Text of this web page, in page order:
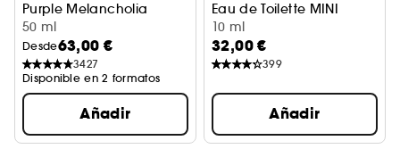
Purple Melancholia
Eau de Toilette
50 ml
Desde63,00 €
3427
Disponible en 2 formatos
Añadir
Eau de Toilette MINI
10 ml
32,00 €
399
Añadir